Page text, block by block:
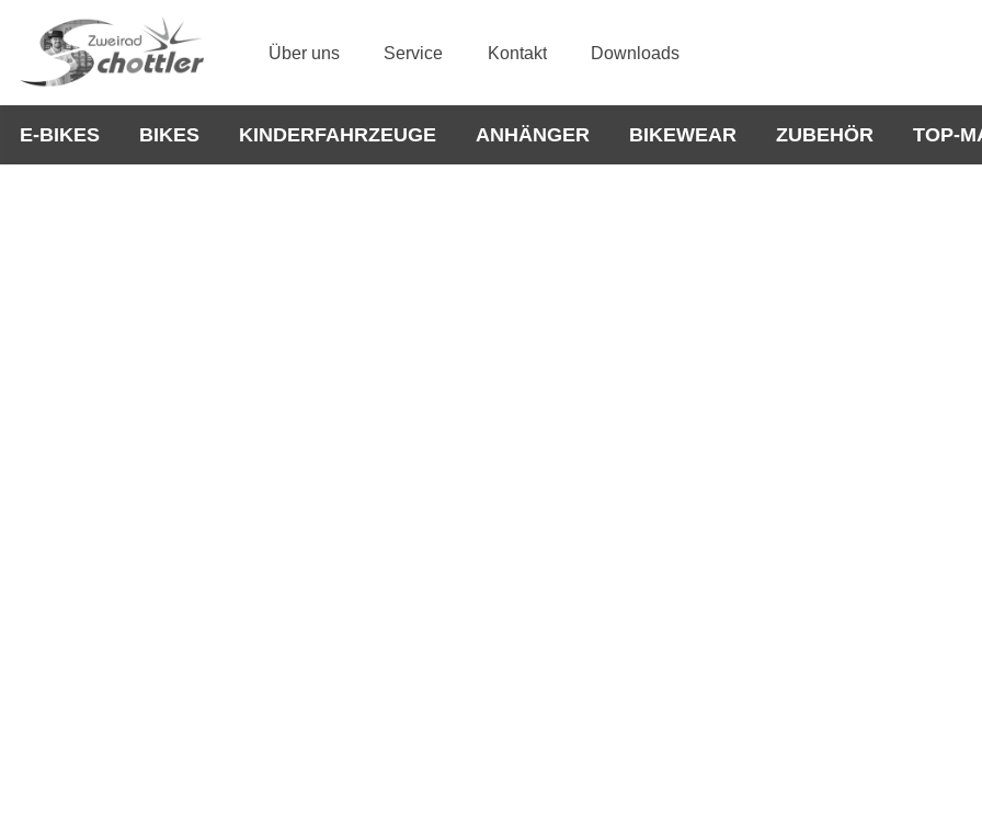
Über uns Service Kontakt Downloads
E-BIKES BIKES KINDERFAHRZEUGE ANHÄNGER BIKEWEAR ZUBEHÖR TOP-